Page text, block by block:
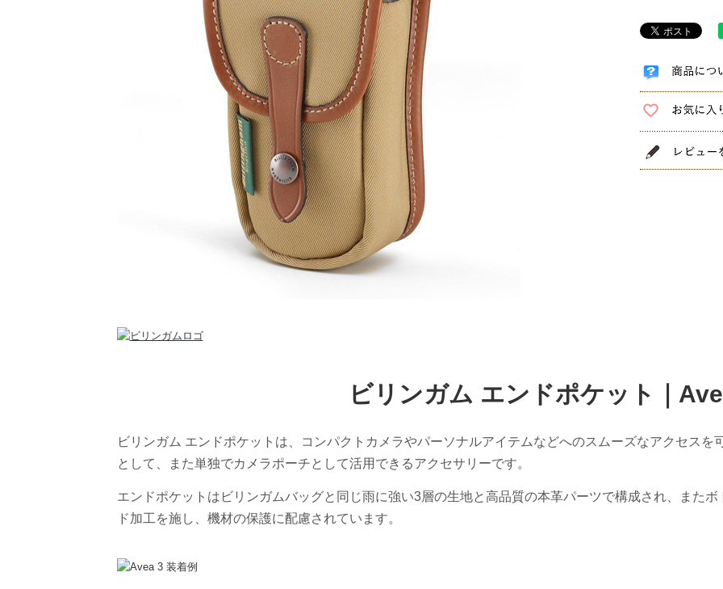
ビリンガム エンドポケット｜
ビリンガム エンドポケットは、コンパクトカメラやパーソナルアイテムなどへのスムーズなアクセス
として、また単独でカメラポーチとして活用できるアクセサリーです。
エンドポケットはビリンガムバッグと同じ雨に強い3層の生地と高品質の本革パーツで構成され、また
ド加工を施し、機材の保護に配慮されています。